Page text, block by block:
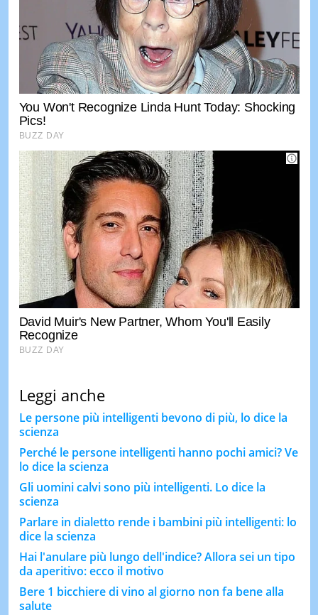
Leggi anche
Le persone più intelligenti bevono di più, lo dice la
scienza
Perché le persone intelligenti hanno pochi amici? Ve
lo dice la scienza
Gli uomini calvi sono più intelligenti. Lo dice la
scienza
Parlare in dialetto rende i bambini più intelligenti: lo
dice la scienza
Hai l'anulare più lungo dell'indice? Allora sei un tipo
da aperitivo: ecco il motivo
Bere 1 bicchiere di vino al giorno non fa bene alla
salute